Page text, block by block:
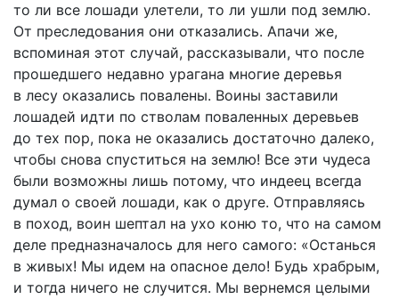
то ли все лошади улетели, то ли ушли под землю.
От преследования они отказались. Апачи же,
вспоминая этот случай, рассказывали, что после
прошедшего недавно урагана многие деревья
в лесу оказались повалены. Воины заставили
лошадей идти по стволам поваленных деревьев
до тех пор, пока не оказались достаточно далеко,
чтобы снова спуститься на землю! Все эти чудеса
были возможны лишь потому, что индеец всегда
думал о своей лошади, как о друге. Отправляясь
в поход, воин шептал на ухо коню то, что на самом
деле предназначалось для него самого: «Останься
в живых! Мы идем на опасное дело! Будь храбрым,
и тогда ничего не случится. Мы вернемся целыми